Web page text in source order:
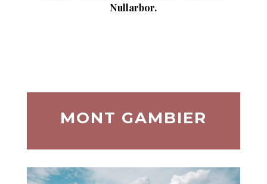
Nullarbor.
MONT GAMBIER